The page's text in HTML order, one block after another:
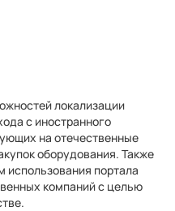
локализации
с иностранного
на отечественные
оборудования. Также
портала
компаний с целью